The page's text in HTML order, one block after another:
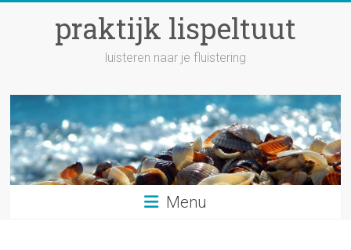
praktijk lispeltuut
luisteren naar je fluistering
Menu